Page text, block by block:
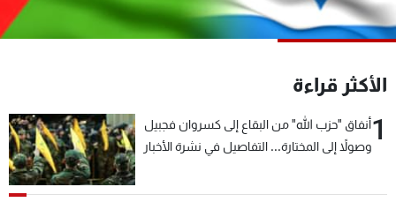
الأكثر قراءة
1أنفاق "حزب الله" من البقاع إلى كسروان فجبيل
وصولاً إلى المختارة... التفاصيل في نشرة الأخبار
شاهد البرامج
الترددات
عن MTV
لاعلاناتكم
شروط الإسـتخدام
سياسة الخصوصية